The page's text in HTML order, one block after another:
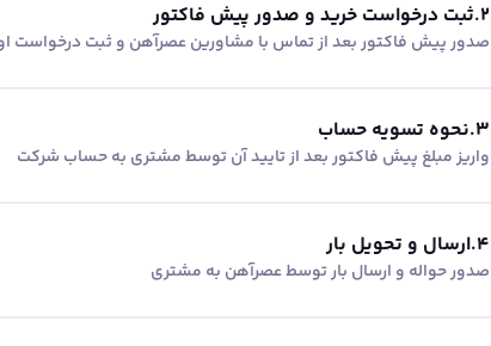
2
.ثبت درخواست خرید و صدور پیش فاکتور
صدور پیش فاکتور بعد از تماس با مشاورین عصر‌آهن و ثبت درخواست
3
.نحوه تسویه حساب
واریز مبلغ پیش فاکتور بعد از تایید آن توسط مشتری به حساب شرکت
4
.ارسال و تحویل بار
صدور حواله و ارسال بار توسط عصرآهن به مشتری